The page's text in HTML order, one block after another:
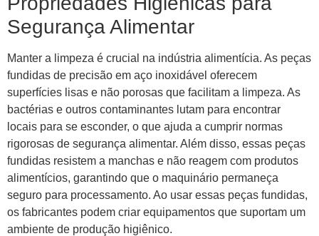
Segurança Alimentar
Manter a limpeza é crucial na indústria alimentícia. As peças
fundidas de precisão em aço inoxidável oferecem
superfícies lisas e não porosas que facilitam a limpeza. As
bactérias e outros contaminantes lutam para encontrar
locais para se esconder, o que ajuda a cumprir normas
rigorosas de segurança alimentar. Além disso, essas peças
fundidas resistem a manchas e não reagem com produtos
alimentícios, garantindo que o maquinário permaneça
seguro para processamento. Ao usar essas peças fundidas,
os fabricantes podem criar equipamentos que suportam um
ambiente de produção higiênico.